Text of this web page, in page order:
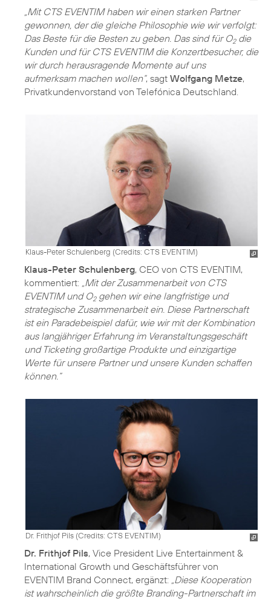
„Mit CTS EVENTIM haben wir einen starken Partner
gewonnen, der die gleiche Philosophie wie wir verfolgt:
Das Beste für die Besten zu geben. Das sind für O2die
Kunden und für CTS EVENTIM die Konzertbesucher, die
wir durch herausragende Momente auf uns
aufmerksam machen wollen“, sagt Wolfgang Metze,
Klaus-Peter Schulenberg (Credits: CTS EVENTIM)
Klaus-Peter Schulenberg, CEO von CTS EVENTIM,
kommentiert: „Mit der Zusammenarbeit von CTS
EVENTIM und O2gehen wir eine langfristige und
strategische Zusammenarbeit ein. Diese Partnerschaft
ist ein Paradebeispiel dafür, wie wir mit der Kombination
aus langjähriger Erfahrung im Veranstaltungsgeschäft
und Ticketing großartige Produkte und einzigartige
Werte für unsere Partner und unsere Kunden schaffen
können.“
Dr. Frithjof Pils (Credits: CTS EVENTIM)
Dr. Frithjof Pils, Vice President Live Entertainment &
International Growth und Geschäftsführer von
EVENTIM Brand Connect, ergänzt: „Diese Kooperation
ist wahrscheinlich die größte Branding-Partnerschaft im